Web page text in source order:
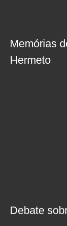
Memórias
Hermeto
Debate